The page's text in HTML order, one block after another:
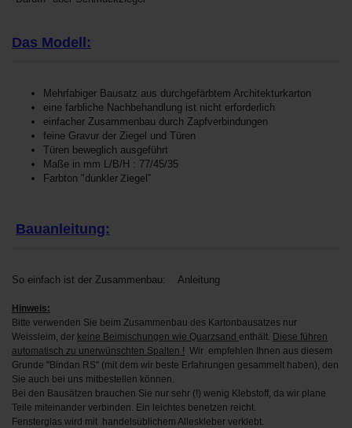
Das Modell:
Mehrfabiger Bausatz aus durchgefärbtem Architekturkarton
eine farbliche Nachbehandlung ist nicht erforderlich
einfacher Zusammenbau durch Zapfverbindungen
feine Gravur der Ziegel und Türen
Türen beweglich ausgeführt
Maße in mm L/B/H : 77/45/35
Farbton "dunkl er Ziegel"
Bauanleitung:
So einfach ist der Zusammenbau: Anleitung
Hinweis:
Bitte verwenden Sie beim Zusammenbau des Kartonbausatzes nur
Weissleim, der keine Beimischungen wie Quarzsand enthält. Diese führen
automatisch zu unerwünschten Spalten ! Wir empfehlen Ihnen aus diesem
Grunde "Bindan RS" (mit dem wir beste Erfahrungen gesammelt haben), den
Sie auch bei uns mitbestellen können.
Bei den Bausätzen brauchen Sie nur sehr (!) wenig Klebstoff, da wir plane
Teile miteinander verbinden. Ein leichtes benetzen reicht.
Fensterglas wird mit handelsüblichem Alleskleber verklebt.